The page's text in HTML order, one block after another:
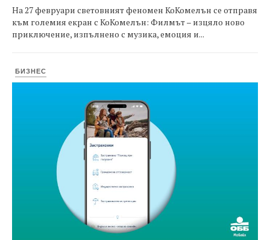
На 27 февруари световният феномен КоКомелън се отправя
към големия екран с КоКомелън: Филмът – изцяло ново
приключение, изпълнено с музика, емоция и...
БИЗНЕС